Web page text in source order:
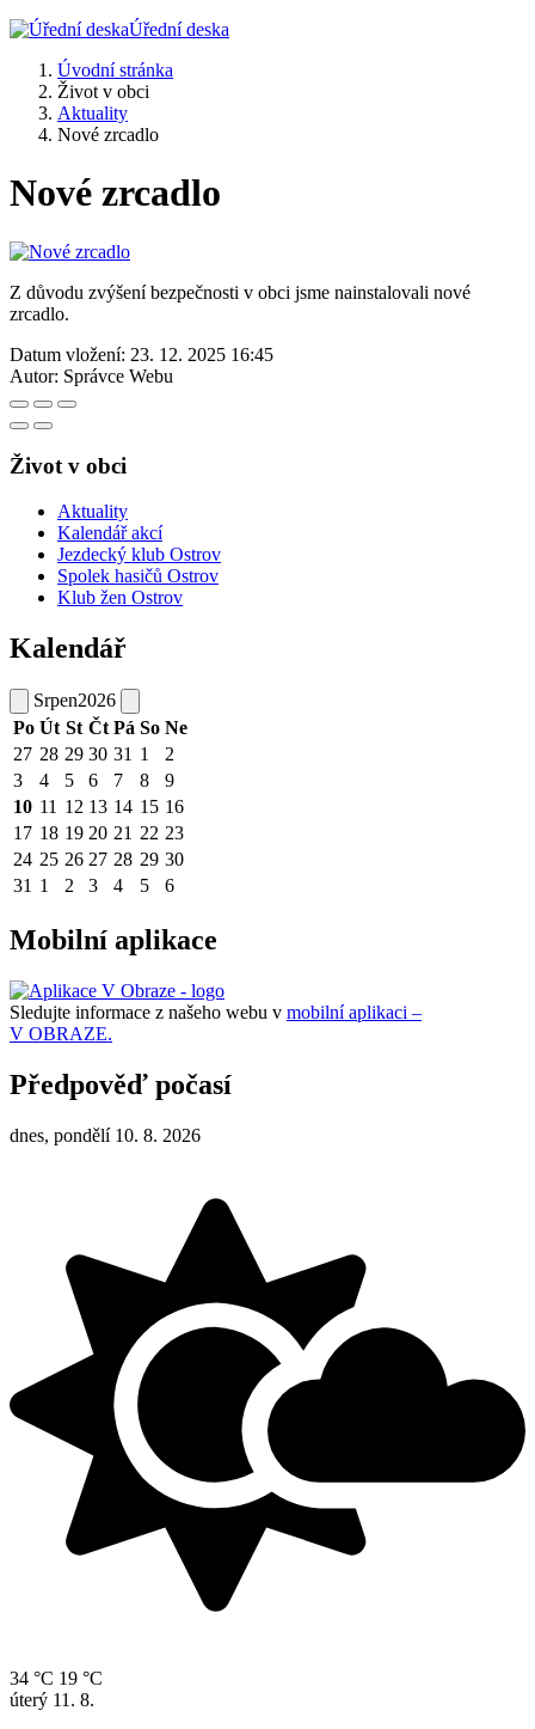
Úřední deska
Úvodní stránka
Život v obci
Aktuality
Nové zrcadlo
Nové zrcadlo
Z důvodu zvýšení bezpečnosti v obci jsme nainstalovali nové
zrcadlo.
Datum vložení: 23. 12. 2025 16:45
Autor: Správce Webu
Život v obci
Aktuality
Kalendář akcí
Jezdecký klub Ostrov
Spolek hasičů Ostrov
Klub žen Ostrov
Kalendář
Srpen2026
Po Út St Čt Pá So Ne
27 28 29 30 31 1
2
3
4 5 6 7 8
9
10 11 12 13 14 15 16
17 18 19 20 21 22 23
24 25 26 27 28 29 30
31 1 2 3 4 5 6
Mobilní aplikace
Sledujte informace z našeho webu v mobilní aplikaci –
V OBRAZE.
Předpověď počasí
dnes, pondělí 10. 8. 2026
34 °C 19 °C
úterý 11. 8.